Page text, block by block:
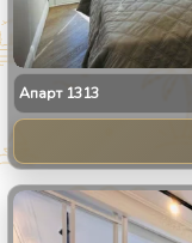
Апарт 1313